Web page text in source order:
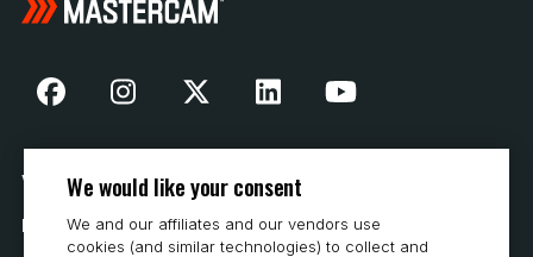
Vår historia
Hur man köper
We would like your consent
We and our affiliates and our vendors use
cookies (and similar technologies) to collect and